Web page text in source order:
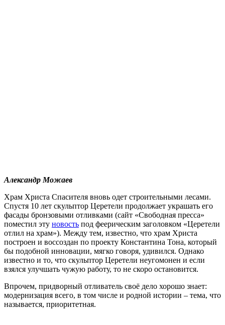
Александр Можаев
Храм Христа Спасителя вновь одет строительными лесами.
Спустя 10 лет скульптор Церетели продолжает украшать его
фасады бронзовыми отливками (сайт «Свободная пресса»
поместил эту новость под феерическим заголовком «Церетели
отлил на храм»). Между тем, известно, что храм Христа
построен и воссоздан по проекту Константина Тона, который
бы подобной инновации, мягко говоря, удивился. Однако
известно и то, что скульптор Церетели неугомонен и если
взялся улучшать чужую работу, то не скоро остановится.
Впрочем, придворный отливатель своё дело хорошо знает:
модернизация всего, в том числе и родной истории – тема, что
называется, приоритетная.